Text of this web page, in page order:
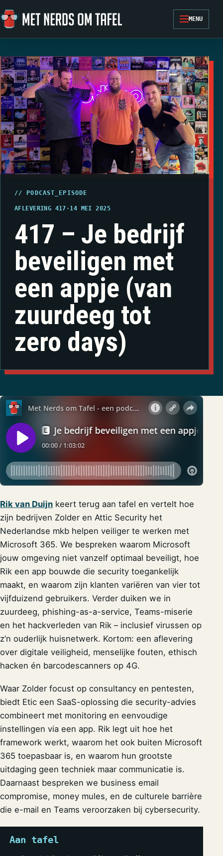
Ga naar de inhoud
MENU
// PODCAST_EPISODE
AFLEVERING 417 · 14 MEI 2025
417 – Je bedrijf
beveiligen met
een appje (van
zuurdeeg tot
zero days)
Rik van Duijn keert terug aan tafel en vertelt hoe
zijn bedrijven Zolder en Attic Security het
Nederlandse mkb helpen veiliger te werken met
Microsoft 365. We bespreken waarom Microsoft
jouw omgeving niet vanzelf optimaal beveiligt, hoe
Rik een app bouwde die security toegankelijk
maakt, en waarom zijn klanten variëren van vier tot
vijfduizend gebruikers. Verder duiken we in
zuurdeeg, phishing-as-a-service, Teams-miserie
en het hackverleden van Rik – inclusief virussen op
z’n ouderlijk huisnetwerk. Kortom: een aflevering
over digitale veiligheid, menselijke fouten, ethisch
hacken én barcodescanners op 4G.
Waar Zolder focust op consultancy en pentesten,
biedt Etic een SaaS-oplossing die security-advies
combineert met monitoring en eenvoudige
instellingen via een app. Rik legt uit hoe het
framework werkt, waarom het ook buiten Microsoft
365 toepasbaar is, en waarom hun grootste
uitdaging geen techniek maar communicatie is.
Daarnaast bespreken we business email
compromise, money mules, en de culturele barrière
die e-mail en Teams veroorzaken bij cybersecurity.
Aan tafel